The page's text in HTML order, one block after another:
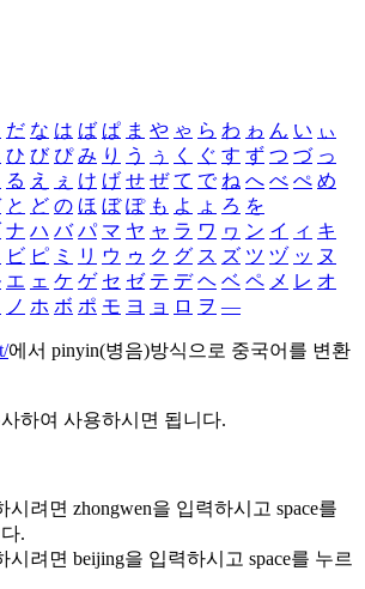
だ な は ば ぱ ま や ゃ ら わ ゎ ん い ぃ
ひ び ぴ み り う ぅ く ぐ す ず つ づ っ
る え ぇ け げ せ ぜ て で ね へ べ ぺ め
と ど の ほ ぼ ぽ も よ ょ ろ を
ナ ハ バ パ マ ヤ ャ ラ ワ ヮ ン イ ィ キ
ビ ピ ミ リ ウ ゥ ク グ ス ズ ツ ヅ ッ ヌ
エ ェ ケ ゲ セ ゼ テ デ ヘ ベ ペ メ レ オ
ノ ホ ボ ポ モ ヨ ョ ロ ヲ ―
에서 pinyin(병음)방식으로 중국어를 변환
하여 사용하시면 됩니다.
시려면 zhongwen을 입력하시고 space를
.
시려면 beijing을 입력하시고 space를 누르